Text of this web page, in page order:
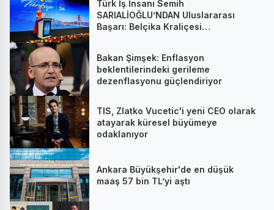
Türk İş İnsanı Semih
SARIALİOĞLU’NDAN Uluslararası
Başarı: Belçika Kraliçesi
Bakan Şimşek: Enflasyon
beklentilerindeki gerileme
dezenflasyonu güçlendiriyor
TIS, Zlatko Vucetic'i yeni CEO olarak
atayarak küresel büyümeye
odaklanıyor
Ankara Büyükşehir'de en düşük
maaş 57 bin TL’yi aştı